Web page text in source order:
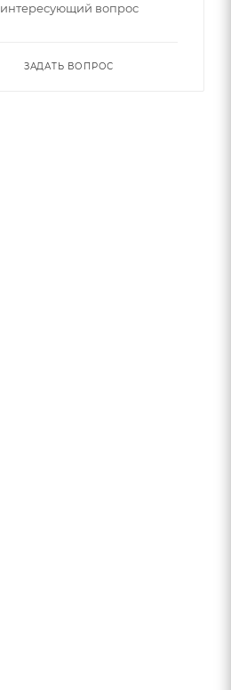
интересующий вопрос
ЗАДАТЬ ВОПРОС